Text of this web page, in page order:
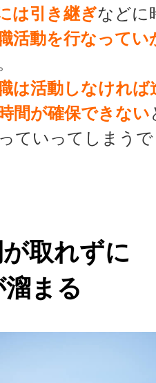
は引き継ぎなどに
活動を行なって
は活動しなければ
間が確保できない
ていってしまう
取れずに
まる